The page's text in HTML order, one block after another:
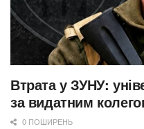
Втрата у ЗУНУ:
за видатним
0 ПОШИРЕНЬ